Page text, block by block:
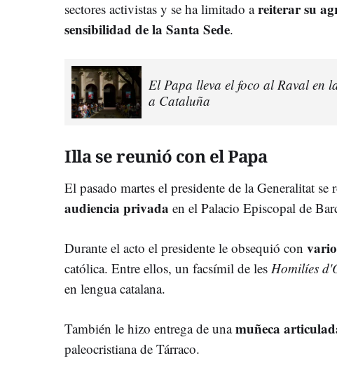
sectores activistas y se ha limitado areiterar su
sensibilidad de la Santa Sede.
El Papa lleva el foco al Raval en
a Cataluña
Illa se reunió con el Papa
El pasado martes el presidente de la Generalitat
audiencia privada en el Palacio Episcopal de
Durante el acto el presidente le obsequió con
católica. Entre ellos, un facsímil de les Homilíes
en lengua catalana.
También le hizo entrega de unamuñeca
paleocristiana de Tárraco.